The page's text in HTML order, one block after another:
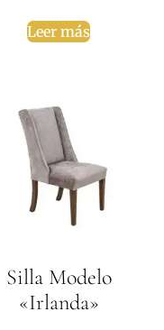
Leer más
Silla Modelo
«Irlanda»